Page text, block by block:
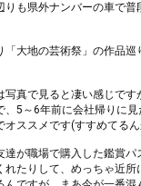
りも県外ナンバーの車で
「大地の芸術祭」の作品巡
写真で見ると凄い感じです
、5～6年前に会社帰りに
ススメです(すすめてるん
達が職場で購入した鑑賞
たりして、めっちゃ近所